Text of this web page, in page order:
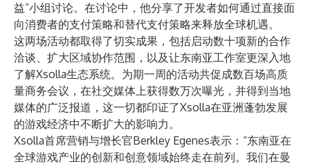
益”小组讨论。在讨论中，他分享了开发者如何通过直接面
向消费者的支付策略和替代支付策略来释放全球机遇。
这两场活动都取得了切实成果，包括启动数十项新的合作
洽谈、扩大区域协作范围，以及让东南亚工作室更深入地
了解Xsolla生态系统。为期一周的活动共促成数百场高质
量商务会议，在社交媒体上获得数万次曝光，并得到当地
媒体的广泛报道，这一切都印证了Xsolla在亚洲蓬勃发展
的游戏经济中不断扩大的影响力。
Xsolla首席营销与增长官Berkley Egenes表示：“东南亚在
全球游戏产业的创新和创意领域始终走在前列。我们在曼